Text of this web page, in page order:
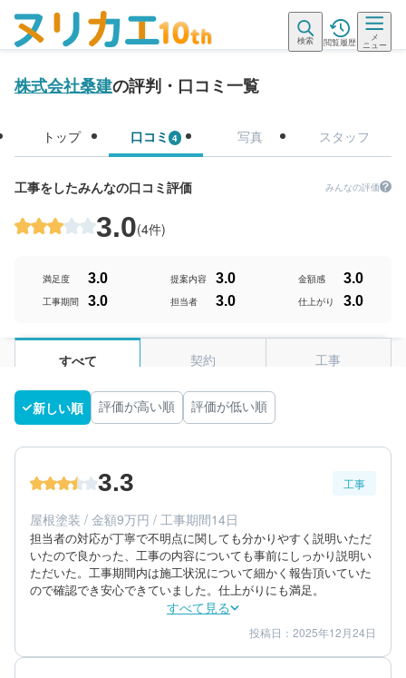
検索 閲覧履歴
メ
ニュー
株式会社桑建の評判・口コミ一覧
トップ 口コミ 4 写真 スタッフ
工事をしたみんなの口コミ評価 みんなの評価
3.0(4件)
満足度 3.0 提案内容 3.0 金額感 3.0
工事期間 3.0 担当者 3.0 仕上がり 3.0
すべて 契約 工事
新しい順 評価が高い順 評価が低い順
3.3 工事
屋根塗装 / 金額9万円 / 工事期間14日
担当者の対応が丁寧で不明点に関しても分かりやすく説明いただ
いたので良かった、工事の内容についても事前にしっかり説明い
ただいた。工事期間内は施工状況について細かく報告頂いていた
ので確認でき安心できていました。仕上がりにも満足。
すべて見る
仕上がり 4
満足度 3
投稿日：2025年12月24日